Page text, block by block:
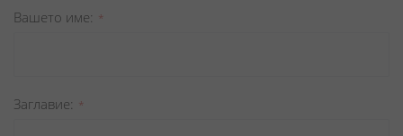
star
stars
stars
stars
stars
Вашето име
Заглавиe